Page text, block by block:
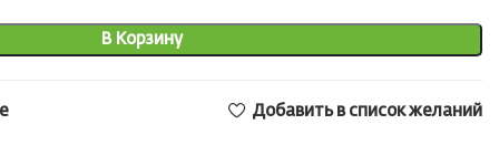
В Корзину
Добавить в список желаний